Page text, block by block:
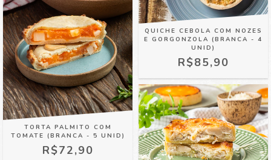
TORTA PALMITO COM
TOMATE (BRANCA - 5 UNID)
R$72,90
QUICHE CEBOLA COM NOZES
E GORGONZOLA (BRANCA - 4
UNID)
R$85,90